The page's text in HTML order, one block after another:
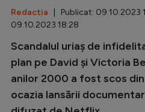
Champions
Europa League
Conference
CM 2026
Redactia | Publicat: 09.10.2023
09.10.2023 18:28
Scandalul uriaș de
plan pe David și Victoria
anilor 2000 a fost scos
ocazia lansării